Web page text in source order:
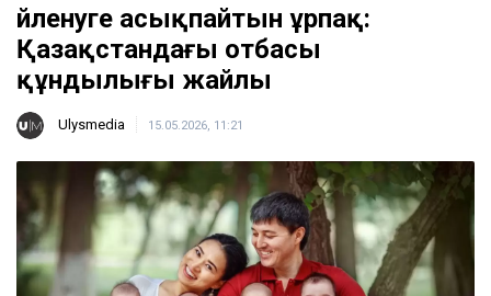
Үйленуге асықпайтын ұрпақ:
Қазақстандағы отбасы
құндылығы жайлы
Ulysmedia 15.05.2026, 11:21